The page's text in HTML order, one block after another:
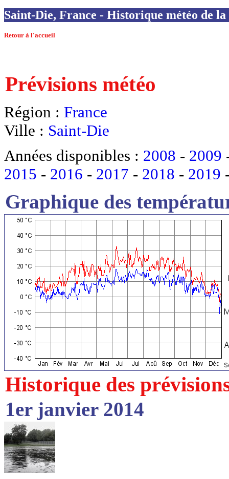
Saint-Die, France - Historique météo de la
Retour à l'accueil
Prévisions météo
Région : France
Ville : Saint-Die
Années disponibles : 2008 - 2009
2015 - 2016 - 2017 - 2018 - 2019
Graphique des
Historique des
1er janvier 2014